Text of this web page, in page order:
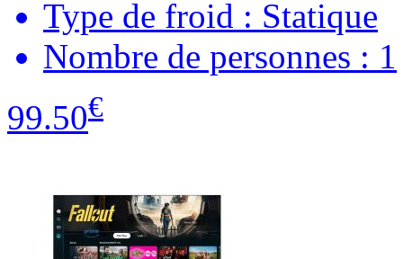
Type de froid : Statique
Nombre de personnes : 1
99.50€